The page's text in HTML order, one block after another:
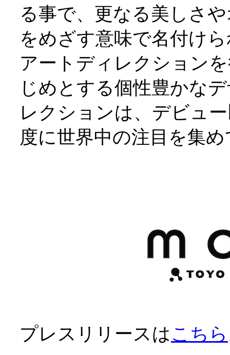
る事で、更なる美しさ
をめざす意味で名付け
アートディレクション
じめとする個性豊かな
レクションは、デビュ
度に世界中の注目を集
プレスリリースは こちら